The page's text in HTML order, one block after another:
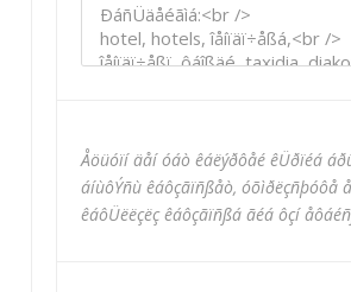
Åöüóïí äåí óáò êáëýðôåé êÜðïéá
áíùôÝñù êáôçãïñßåò, óõìðëçñþóôå
êáôÜëëçëç êáôçãïñßá ãéá ôçí